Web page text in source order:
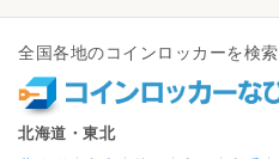
全国各地のコインロッカーを検索
北海道・東北